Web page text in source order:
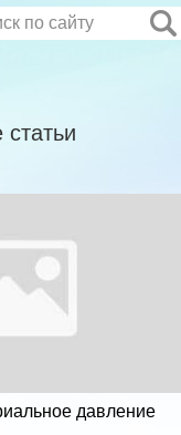
давление